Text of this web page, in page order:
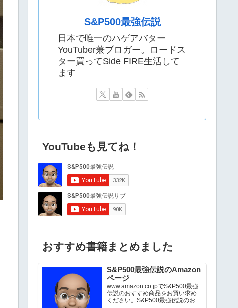
S&P500最強伝説
日本で唯一のハゲアバター
YouTuber兼ブロガー。ロードス
ター買ってSide FIRE生活して
ます
YouTubeも見てね！
おすすめ書籍まとめました
S&P500最強伝説のAmazon
ページ
www.amazon.co.jpでS&P500最強
伝説のおすすめ商品をお買い求め
ください。S&P500最強伝説のお気